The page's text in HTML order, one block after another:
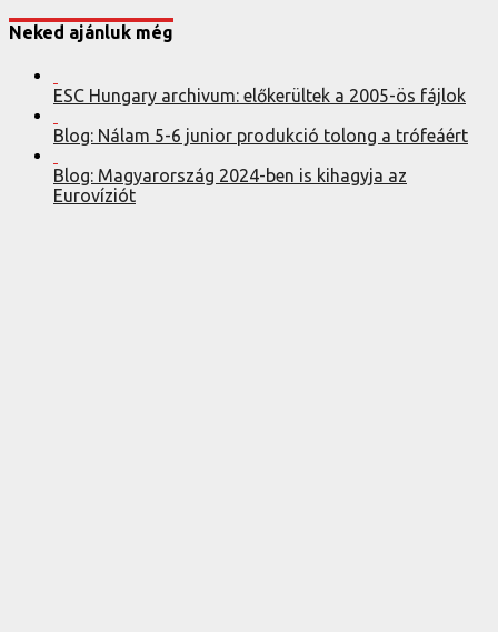
Neked ajánluk még
ESC Hungary archivum: előkerültek a 2005-ös fájlok
Blog: Nálam 5-6 junior produkció tolong a trófeáért
Blog: Magyarország 2024-ben is kihagyja az
Eurovíziót